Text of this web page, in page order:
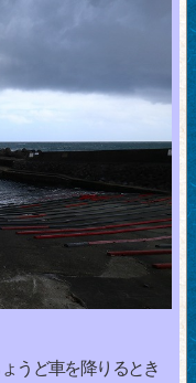
うど車を降りるとき